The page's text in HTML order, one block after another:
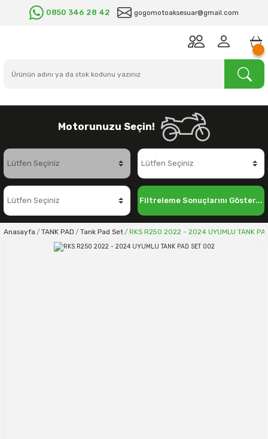
0850 346 28 42 gogomotoaksesuar@gmail.com
Motorunuzu Seçin!
Filtreleme Sonuçlarını Göster...
Anasayfa TANK PAD Tank Pad Set RKS R250 2022 - 2024 UYUMLU TANK